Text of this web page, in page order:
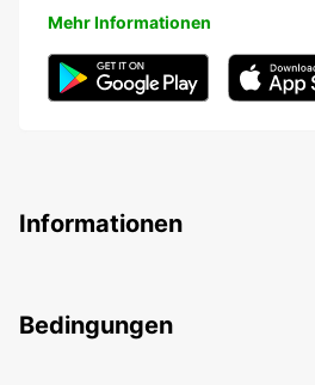
Mehr Informationen
Informationen
Bedingungen